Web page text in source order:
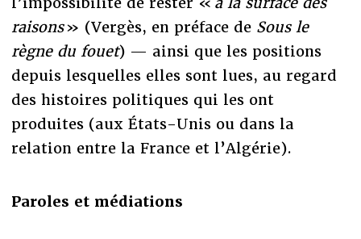
raisons» (Vergès, en préface de Sous le
règne du fouet) — ainsi que les positions
depuis lesquelles elles sont lues, au regard
des histoires politiques qui les ont
produites (aux États-Unis ou dans la
relation entre la France et l’Algérie).
Paroles et médiations